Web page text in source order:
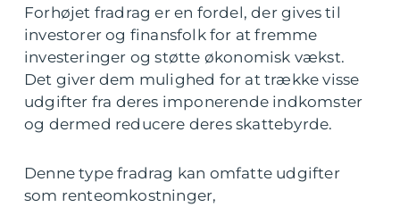
Forhøjet fradrag er en fordel, der gives til
investorer og finansfolk for at fremme
investeringer og støtte økonomisk vækst.
Det giver dem mulighed for at trække visse
udgifter fra deres imponerende indkomster
og dermed reducere deres skattebyrde.
Denne type fradrag kan omfatte udgifter
som renteomkostninger,